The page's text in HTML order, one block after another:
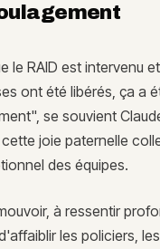
le RAID est intervenu
ont été libérés, ça a
se souvient
joie paternelle
des équipes.
à ressentir
les policiers,